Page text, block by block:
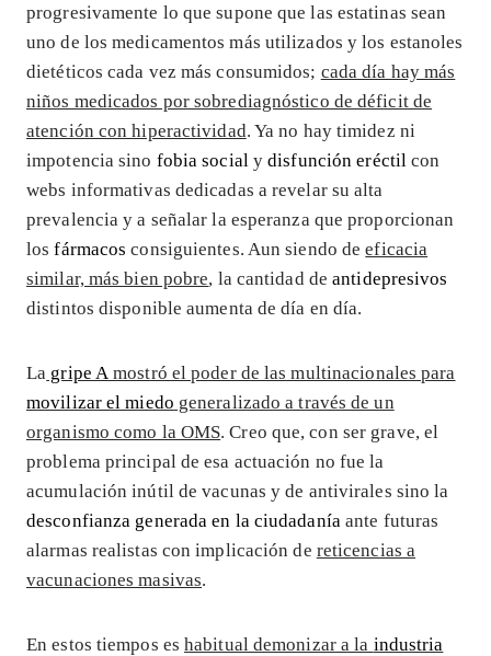
progresivamente lo que supone que las estatinas sean
uno de los medicamentos más utilizados y los estanoles
dietéticos cada vez más consumidos; cada día hay más
niños medicados por sobrediagnóstico de déficit de
atención con hiperactividad. Ya no hay timidez ni
impotencia sino fobia social ydisfunción eréctil con
webs informativas dedicadas a revelar su alta
prevalencia y a señalar la esperanza que proporcionan
losfármacos consiguientes. Aun siendo deeficacia
similar, más bien pobre, la cantidad deantidepresivos
distintos disponible aumenta de día en día.
La gripe A mostró el poder de las multinacionales para
movilizar el miedo generalizado a través de un
organismo como la OMS. Creo que, con ser grave, el
problema principal de esa actuación no fue la
acumulación inútil de vacunas y de antivirales sino la
desconfianza generada en la ciudadanía ante futuras
alarmas realistas con implicación de reticencias a
vacunaciones masivas.
En estos tiempos eshabitual demonizar a la industria